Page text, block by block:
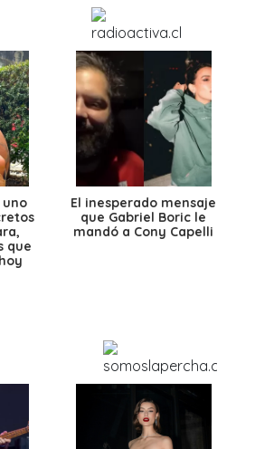
que
El inesperado mensaje
que Gabriel Boric le
mandó a Cony Capelli